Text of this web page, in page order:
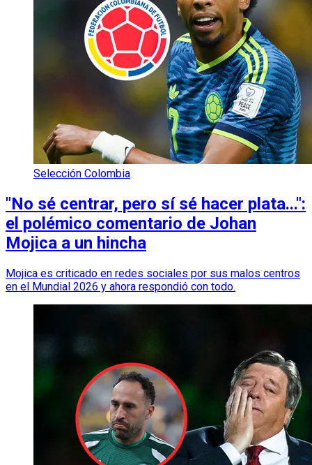
Selección Colombia
"No sé centrar, pero sí sé hacer plata...":
el polémico comentario de Johan
Mojica a un hincha
Mojica es criticado en redes sociales por sus malos centros
en el Mundial 2026 y ahora respondió con todo.